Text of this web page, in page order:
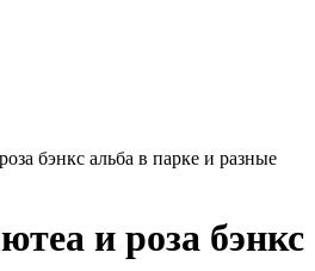
бэнкс альба в парке и разные
и роза бэнкс